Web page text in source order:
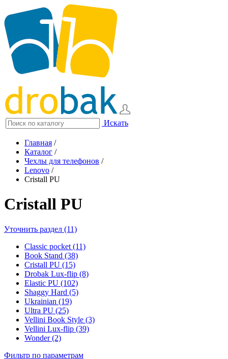
Искать
Главная /
Каталог /
Чехлы для телефонов /
Lenovo /
Cristall PU
Cristall PU
Уточнить раздел (11)
Classic pocket (11)
Book Stand (38)
Cristall PU (15)
Drobak Lux-flip (8)
Elastic PU (102)
Shaggy Hard (5)
Ukrainian (19)
Ultra PU (25)
Vellini Book Style (3)
Vellini Lux-flip (39)
Wonder (2)
Фильтр по параметрам